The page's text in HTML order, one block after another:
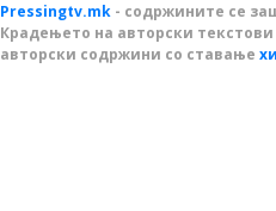
Pressingtv.mk - содржините се
Крадењето на авторски
авторски содржини со ставање